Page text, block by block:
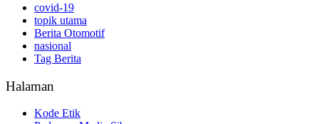
covid-19
topik utama
Berita Otomotif
nasional
Tag Berita
Halaman
Kode Etik